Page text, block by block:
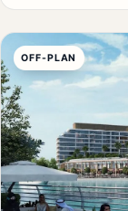
OFF-PLAN